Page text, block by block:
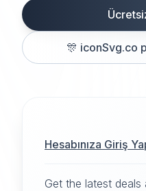
🎊 iconSvg.co
Hesabınıza Giriş
Get the latest deals